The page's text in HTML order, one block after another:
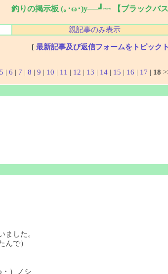
釣りの掲示板 (｡･ω･)y──┛~~ 【ブラックバス
親記事のみ表示
[ 最新記事及び返信フォームをトピック
5 | 6 | 7 | 8 | 9 | 10 | 11 | 12 | 13 | 14 | 15 | 16 | 17 | 18
ました。
んで）
）ノシ